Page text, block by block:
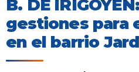
B. DE
gestiones para
en el barrio